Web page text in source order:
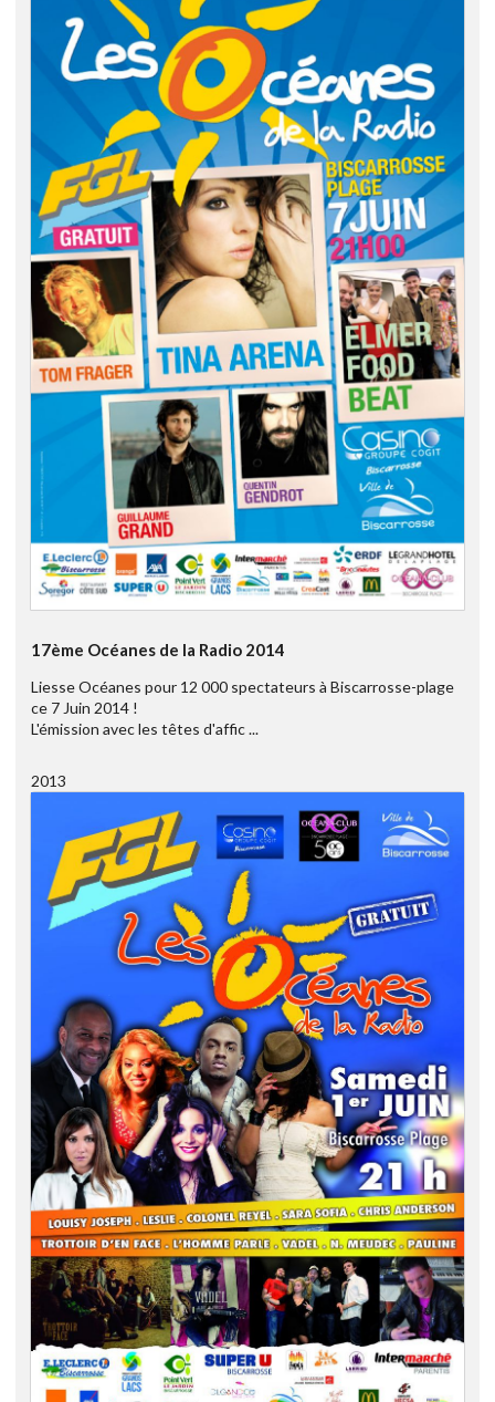
17ème Océanes de la Radio 2014
Liesse Océanes pour 12 000 spectateurs à Biscarrosse-plage
ce 7 Juin 2014 !
L'émission avec les têtes d'affic ...
2013